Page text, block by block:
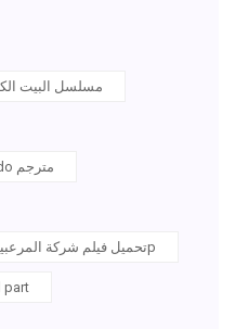
مسلسل البيت الكبير
تحميل الفيلم الهندى commando مترجم
تحميل فيلم شركة المرعبين المحدودة مدبلج مصري 1080p
part